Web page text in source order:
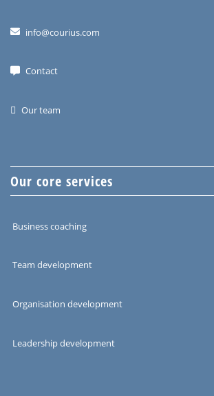
info@courius.com
Contact
Our team
Our core services
Business coaching
Team development
Organisation development
Leadership development